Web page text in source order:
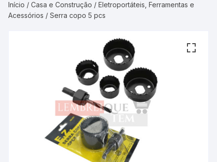
Início /Casa e Construção /Eletroportáteis, Ferramentas e
Acessórios / Serra copo 5 pcs